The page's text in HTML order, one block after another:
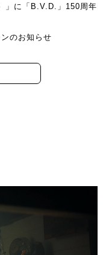
」に「B.V.D.」150周年
のお知らせ